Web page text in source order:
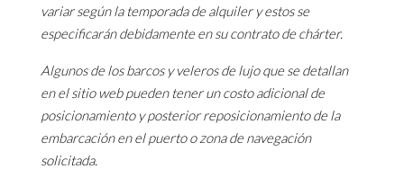
variar según la temporada de alquiler y estos se
especificarán debidamente en su contrato de chárter.
Algunos de los barcos y veleros de lujo que se detallan
en el sitio web pueden tener un costo adicional de
posicionamiento y posterior reposicionamiento de la
embarcación en el puerto o zona de navegación
solicitada.